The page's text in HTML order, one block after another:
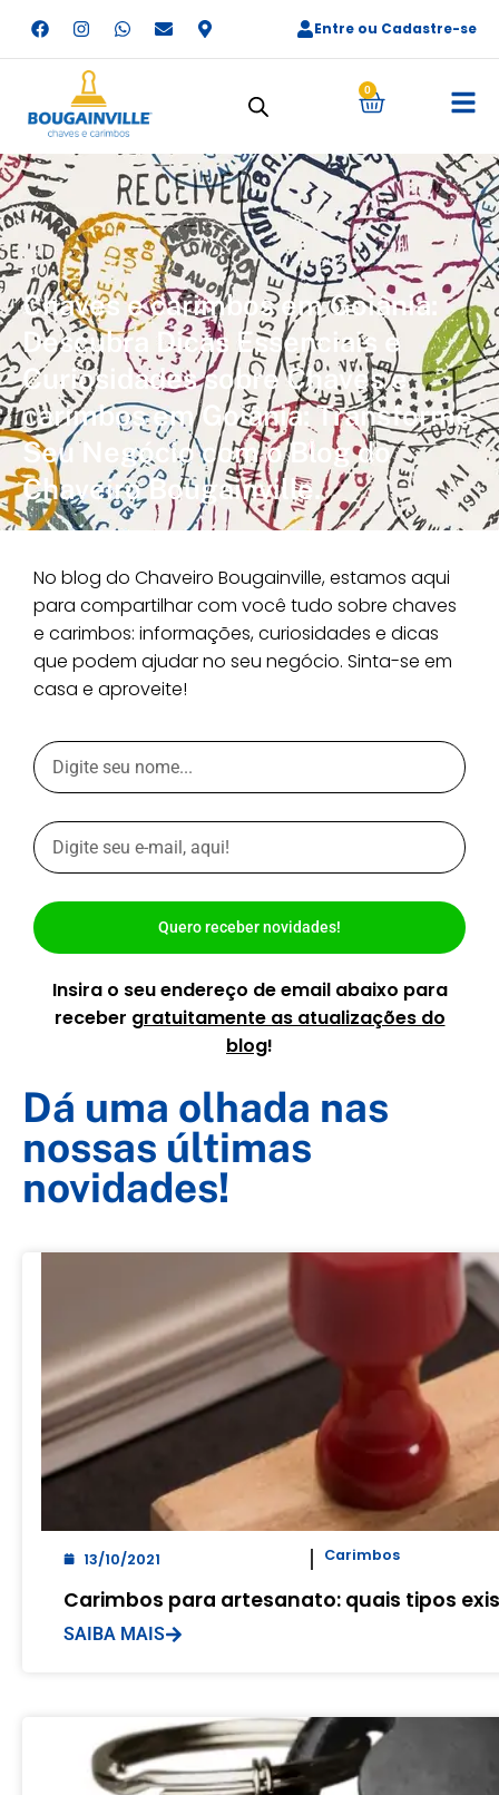
Entre ou Cadastre-se
0
Chaves e carimbos em Goiânia:
Descubra Dicas Essenciais e
Curiosidades sobre Chaves e
carimbos em Goiânia: Transforme
Seu Negócio com o Blog do
Chaveiro Bougainville.
No blog do Chaveiro Bougainville, estamos aqui
para compartilhar com você tudo sobre chaves
e carimbos: informações, curiosidades e dicas
que podem ajudar no seu negócio. Sinta-se em
casa e aproveite!
Quero receber novidades!
Insira o seu endereço de email abaixo para
receber gratuitamente as atualizações do
blog!
Dá uma olhada nas
nossas últimas
novidades!
13/10/2021 Carimbos
Carimbos para artesanato: quais tipos
SAIBA MAIS